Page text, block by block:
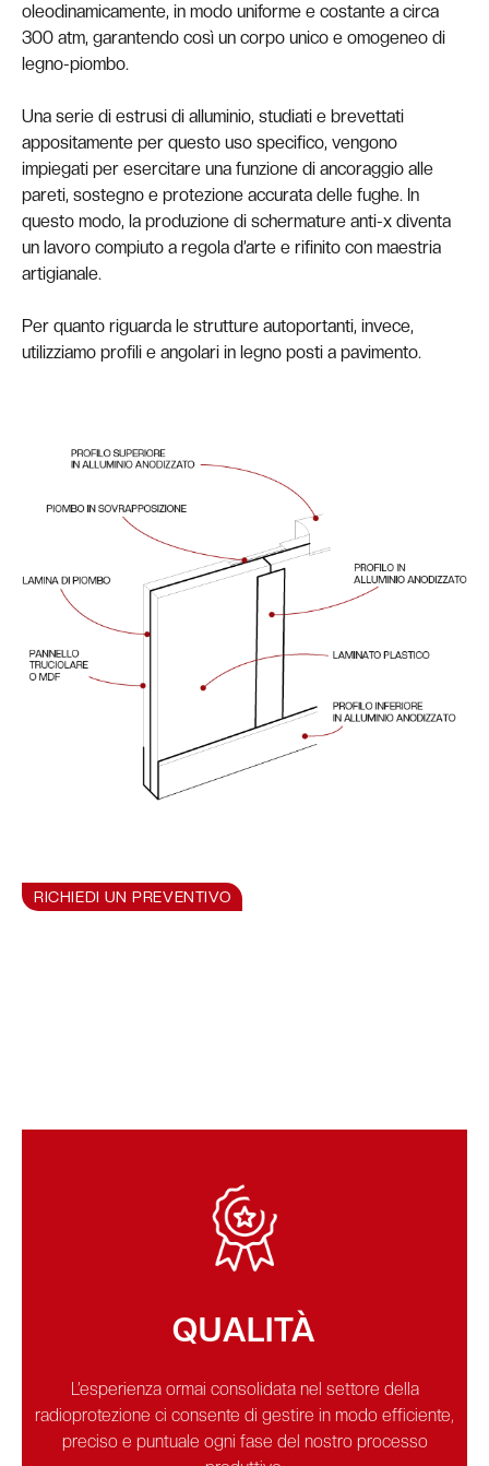
oleodinamicamente, in modo uniforme e costante a circa
300 atm, garantendo così un corpo unico e omogeneo di
legno-piombo.
Una serie di estrusi di alluminio, studiati e brevettati
appositamente per questo uso specifico, vengono
impiegati per esercitare una funzione di ancoraggio alle
pareti, sostegno e protezione accurata delle fughe. In
questo modo, la produzione di schermature anti-x diventa
un lavoro compiuto a regola d’arte e rifinito con maestria
artigianale.
Per quanto riguarda le strutture autoportanti, invece,
utilizziamo profili e angolari in legno posti a pavimento.
RICHIEDI UN PREVENTIVO
QUALITÀ
L’esperienza ormai consolidata nel settore della
radioprotezione ci consente di gestire in modo efficiente,
preciso e puntuale ogni fase del nostro processo